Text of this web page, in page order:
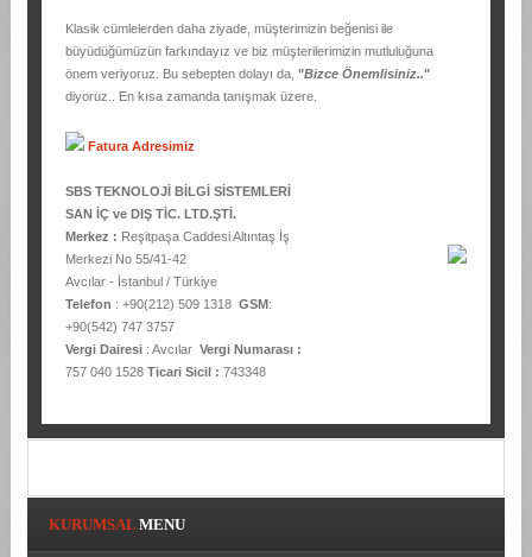
Klasik cümlelerden daha ziyade, müşterimizin beğenisi ile
büyüdüğümüzün farkındayız ve biz müşterilerimizin mutluluğuna
önem veriyoruz. Bu sebepten dolayı da, "Bizce Önemlisiniz.."
diyoruz.. En kısa zamanda tanışmak üzere.
Fatura Adresimiz
SBS TEKNOLOJİ BİLGİ SİSTEMLERİ
SAN İÇ ve DIŞ TİC. LTD.ŞTİ.
Merkez : Reşitpaşa Caddesi Altıntaş İş
Merkezi No 55/41-42
Avcılar - İstanbul / Türkiye
Telefon : +90(212) 509 1318 GSM:
+90(542) 747 3757
Vergi Dairesi : Avcılar Vergi Numarası :
757 040 1528 Ticari Sicil : 743348
KURUMSAL MENU